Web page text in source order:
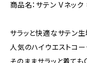
商品名：サテン Vネック
サラッと快適なサテン生
人気のハイウエストコー
そのままサラッと着ても